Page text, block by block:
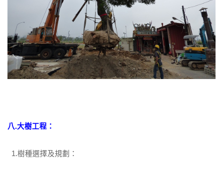
八.大樹工程：
1.樹種選擇及規劃：